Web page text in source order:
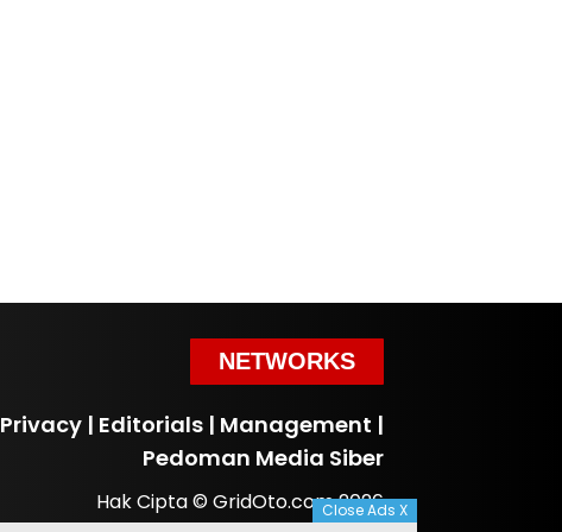
Close Ads X
NETWORKS
Privacy | Editorials | Management |
Pedoman Media Siber
Hak Cipta © GridOto.com 2026